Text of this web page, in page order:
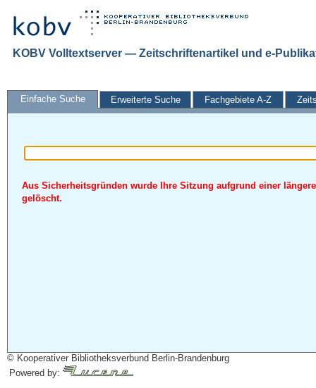
KOBV Volltextserver — Zeitschriftenartikel und e-
Einfache Suche Erweiterte Suche Fachgebiete A-Z
Aus Sicherheitsgründen wurde Ihre Sitzung aufgrund einer
gelöscht.
© Kooperativer Bibliotheksverbund Berlin-Brandenburg
Powered by: